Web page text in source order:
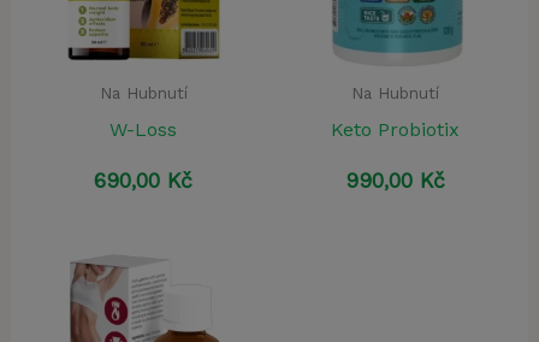
Na Hubnutí
W-Loss
690,00 Kč
Na Hubnutí
Keto Probiotix
990,00 Kč